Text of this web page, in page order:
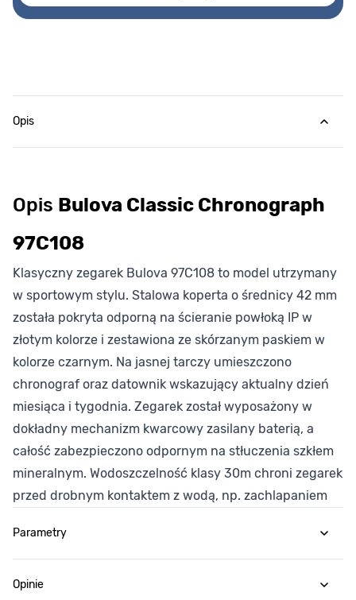
Opis
Opis Bulova Classic Chronograph
97C108
Klasyczny zegarek Bulova 97C108 to model utrzymany
w sportowym stylu. Stalowa koperta o średnicy 42 mm
została pokryta odporną na ścieranie powłoką IP w
złotym kolorze i zestawiona ze skórzanym paskiem w
kolorze czarnym. Na jasnej tarczy umieszczono
chronograf oraz datownik wskazujący aktualny dzień
miesiąca i tygodnia. Zegarek został wyposażony w
dokładny mechanizm kwarcowy zasilany baterią, a
całość zabezpieczono odpornym na stłuczenia szkłem
mineralnym. Wodoszczelność klasy 30m chroni zegarek
przed drobnym kontaktem z wodą, np. zachlapaniem
Parametry
Opinie